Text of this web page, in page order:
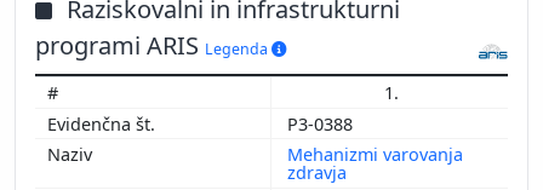
Raziskovalni in infrastrukturni
programi ARIS Legenda
1.
P3-0388
Mehanizmi varovanja
zdravja